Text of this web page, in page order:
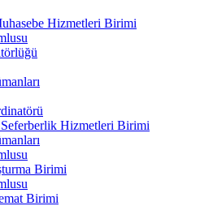
Hizmetleri Birimi
Hizmetleri Birimi
Birimi
Birimi